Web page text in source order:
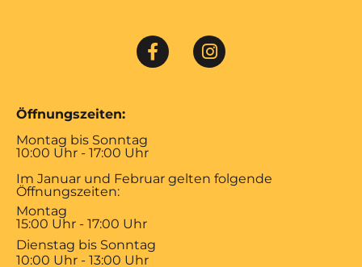
Öffnungszeiten:
Montag bis Sonntag
10:00 Uhr - 17:00 Uhr
Im Januar und Februar gelten folgende
Öffnungszeiten:
Montag
15:00 Uhr - 17:00 Uhr
Dienstag bis Sonntag
10:00 Uhr - 13:00 Uhr